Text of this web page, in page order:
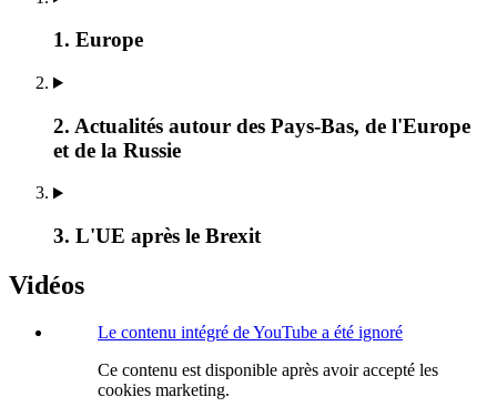
1. Europe
2. Actualités autour des Pays-Bas, de l'Europe
et de la Russie
3. L'UE après le Brexit
Vidéos
Le contenu intégré de YouTube a été ignoré
Ce contenu est disponible après avoir accepté les
cookies marketing.